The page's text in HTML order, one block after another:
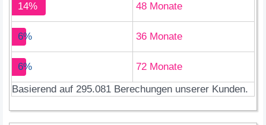
14% 48 Monate
6% 36 Monate
6%
72 Monate
Basierend auf 295.081 Berechungen unserer Kunden.